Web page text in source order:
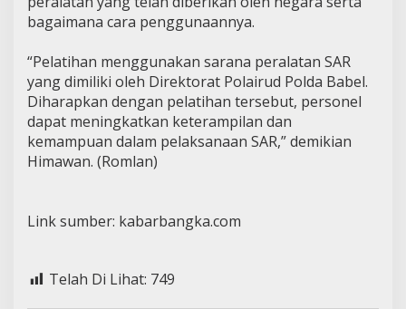
bagaimana cara penggunaannya.
“Pelatihan menggunakan sarana peralatan SAR
yang dimiliki oleh Direktorat Polairud Polda Babel.
Diharapkan dengan pelatihan tersebut, personel
dapat meningkatkan keterampilan dan
kemampuan dalam pelaksanaan SAR,” demikian
Himawan. (Romlan)
Link sumber: kabarbangka.com
Telah Di Lihat: 749